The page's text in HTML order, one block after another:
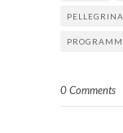
0 Comments